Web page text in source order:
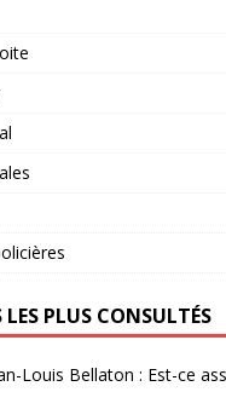
LES PLUS CONSULTÉS
Louis Bellaton : Est-ce